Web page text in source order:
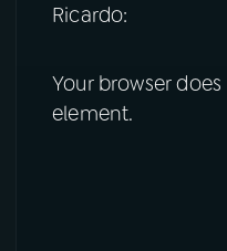
Instagram
Ricardo:
Your browser
element.